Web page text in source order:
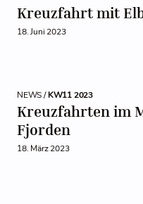
Kreuzfahrt mit
18. Juni 2023
NEWS /KW11 2023
Kreuzfahrten im
Fjorden
18. März 2023